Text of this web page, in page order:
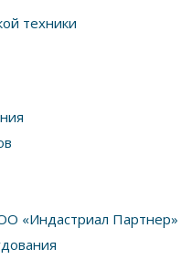
техники
«Индастриал Партнер»